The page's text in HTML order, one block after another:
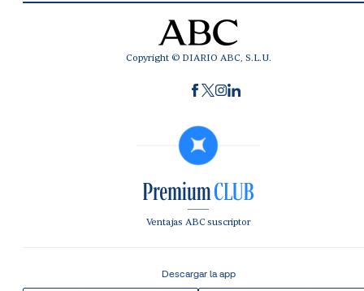
Copyright © DIARIO ABC, S.L.U.
Ventajas ABC suscriptor
Descargar la app